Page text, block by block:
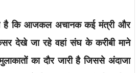
है कि आजकल अचानक कई मंत्री और
देखे जा रहे वहां संघ के करीबी माने
का दौर जारी है जिससे अंदाजा